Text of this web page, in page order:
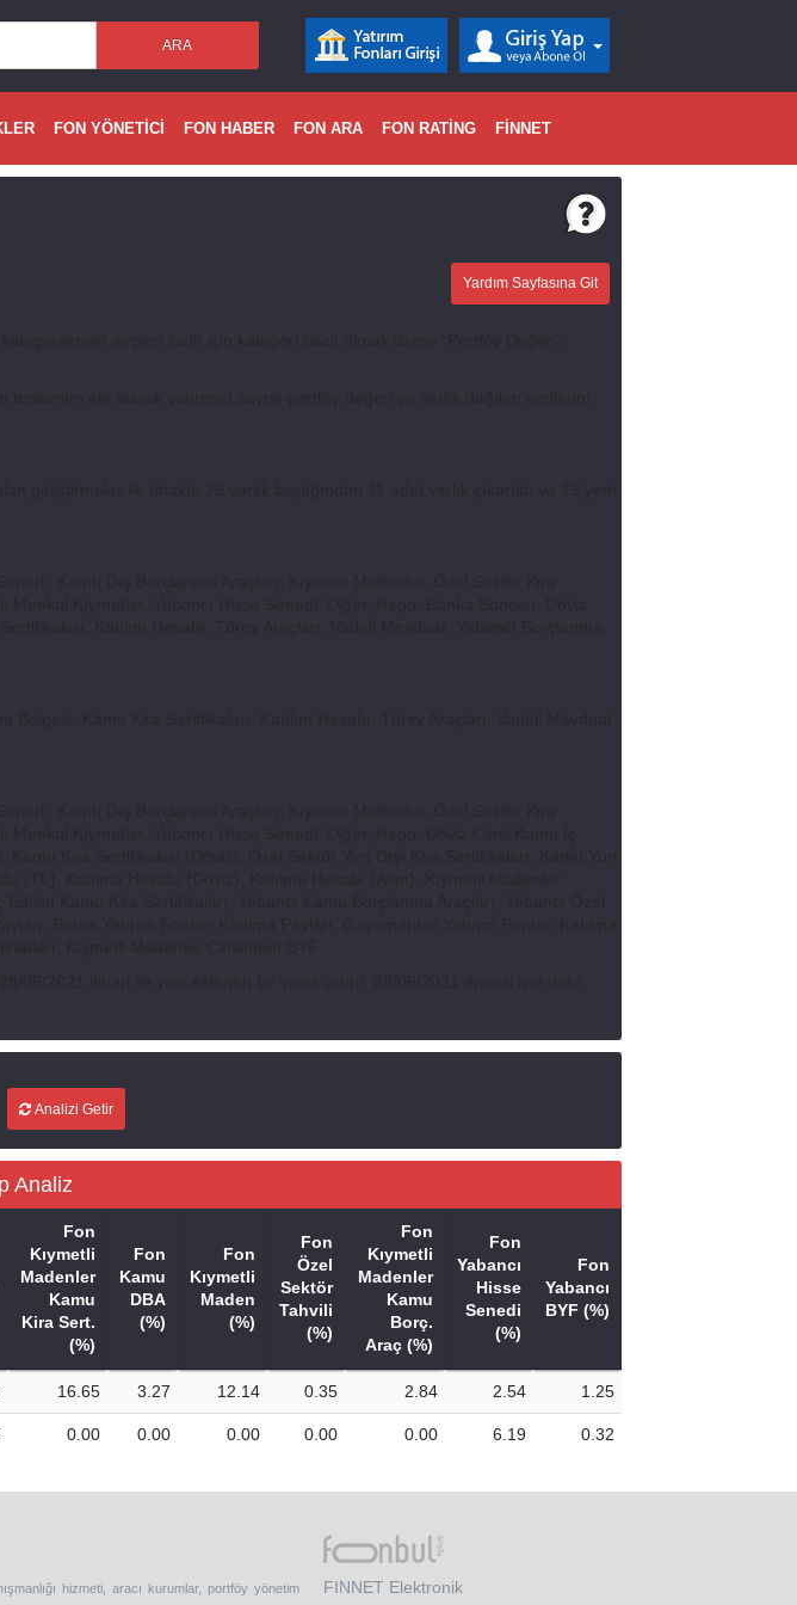
ARA
FON YÖNETİCİ FON HABER FON ARA FON RATİNG FİNNET
Yardım Sayfasına Git
Analizi Getir
Analiz
Fon
Kıymetli
Madenler
Kamu
Kira Sert.
(%)
Fon
Kamu
DBA
(%)
Fon
Kıymetli
Maden
(%)
Fon
Özel
Sektör
Tahvili
(%)
Fon
Kıymetli
Madenler
Kamu
Borç.
Araç (%)
Fon
Yabancı
Hisse
Senedi
(%)
Fon
Yabancı
BYF (%)
16.65 3.27 12.14 0.35 2.84 2.54 1.25
0.00 0.00 0.00 0.00 0.00 6.19 0.32
hizmeti, aracı kurumlar, portföy yönetim
FINNET Elektronik